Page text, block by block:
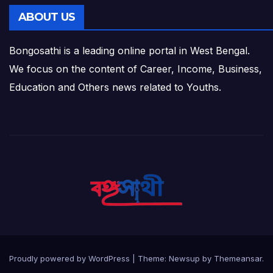
ABOUT US
Bongosathi is a leading online portal in West Bengal.
We focus on the content of Career, Income, Business,
Education and Others news related to Youths.
Proudly powered by WordPress Theme: Newsup by Themeansar.